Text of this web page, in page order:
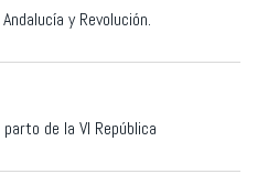
y Revolución.
de la VI República